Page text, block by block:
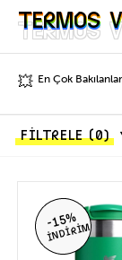
TERMOS
TERMOS
💥 En Çok
FİLTRELE(0)
-15%
İNDİRİM